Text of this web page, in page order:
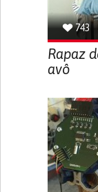
743
Rapaz
avô